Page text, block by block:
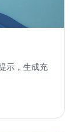
示，生成充